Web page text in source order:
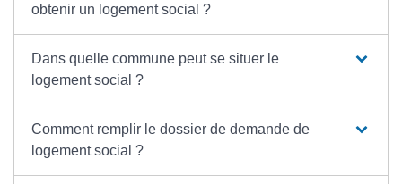
obtenir un logement social ?
Dans quelle commune peut se situer le
logement social ?
Comment remplir le dossier de demande de
logement social ?